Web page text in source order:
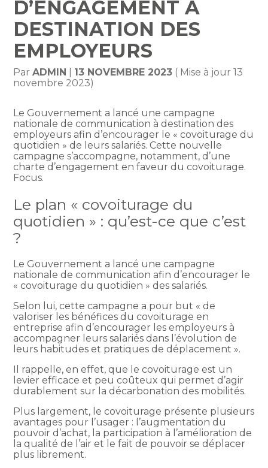
D’ENGAGEMENT À
DESTINATION DES
EMPLOYEURS
ParADMIN 13 NOVEMBRE 2023 ( Mise à jour 13
novembre 2023)
Le Gouvernement a lancé une campagne
nationale de communication à destination des
employeurs afin d’encourager le « covoiturage du
quotidien » de leurs salariés. Cette nouvelle
campagne s’accompagne, notamment, d’une
charte d’engagement en faveur du covoiturage.
Focus.
Le plan « covoiturage du
quotidien » : qu’est-ce que c’est
?
Le Gouvernement a lancé une campagne
nationale de communication afin d’encourager le
« covoiturage du quotidien » des salariés.
Selon lui, cette campagne a pour but « de
valoriser les bénéfices du covoiturage en
entreprise afin d’encourager les employeurs à
accompagner leurs salariés dans l’évolution de
leurs habitudes et pratiques de déplacement ».
Il rappelle, en effet, que le covoiturage est un
levier efficace et peu coûteux qui permet d’agir
durablement sur la décarbonation des mobilités.
Plus largement, le covoiturage présente plusieurs
avantages pour l’usager : l’augmentation du
pouvoir d’achat, la participation à l’amélioration de
la qualité de l’air et le fait de pouvoir se déplacer
plus librement.